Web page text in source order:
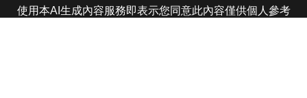
使用本AI生成內容服務即表示您同意此內容僅供個人參考